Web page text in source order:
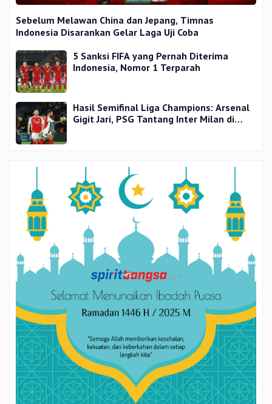
Sebelum Melawan China dan Jepang, Timnas
Indonesia Disarankan Gelar Laga Uji Coba
5 Sanksi FIFA yang Pernah Diterima
Indonesia, Nomor 1 Terparah
Hasil Semifinal Liga Champions: Arsenal
Gigit Jari, PSG Tantang Inter Milan di